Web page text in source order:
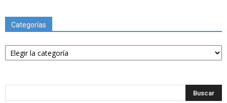
Categorías
Categorías